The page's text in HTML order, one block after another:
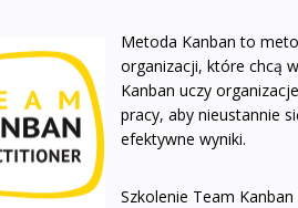
Metoda Kanban to
organizacji, które chcą
Kanban uczy
pracy, aby nieustannie
efektywne wyniki.
Szkolenie Team